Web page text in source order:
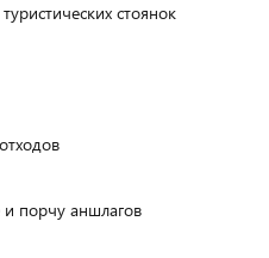
стоянок
порчу аншлагов